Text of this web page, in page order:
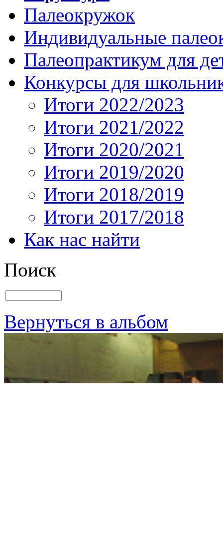
Палеокружок
Индивидуальные
Палеопрактикум для
Конкурсы для
Итоги 2022/2023
Итоги 2021/2022
Итоги 2020/2021
Итоги 2019/2020
Итоги 2018/2019
Итоги 2017/2018
Как нас найти
Поиск
Вернуться в альбом